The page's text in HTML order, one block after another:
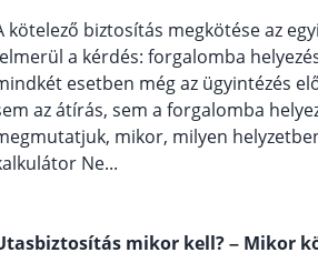
kötelező biztosítás megkötése az
a kérdés: forgalomba
esetben még az ügyintézés
az átírás, sem a forgalomba
mikor, milyen
Ne...
mikor kell? – Mikor